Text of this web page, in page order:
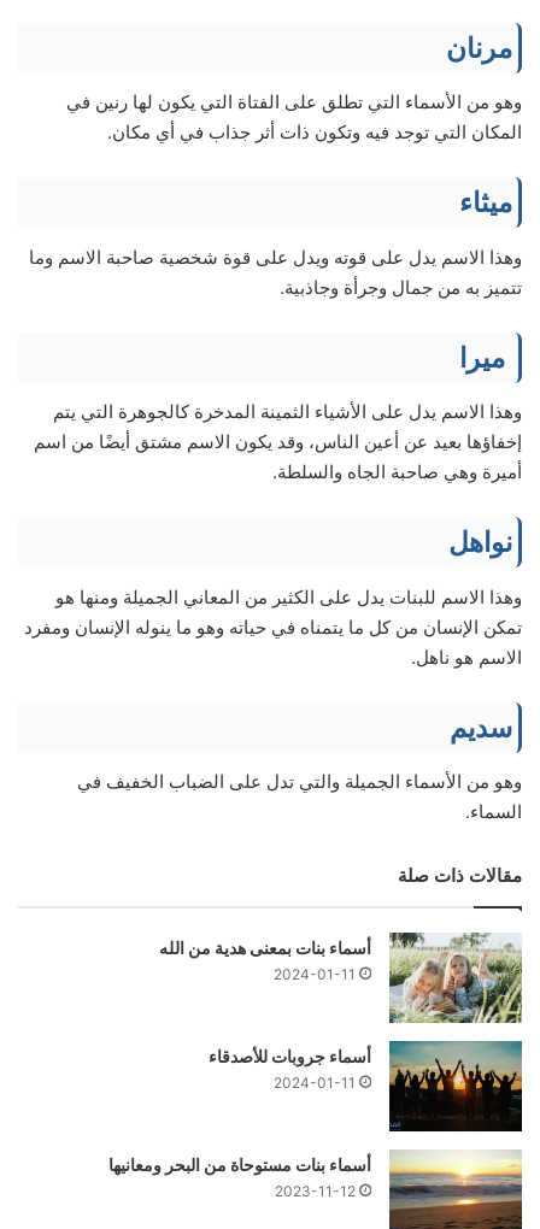
مرنان
وهو من الأسماء التي تطلق على الفتاة التي يكون لها رنين في
المكان التي توجد فيه وتكون ذات أثر جذاب في أي مكان.
ميثاء
وهذا الاسم يدل على قوته ويدل على قوة شخصية صاحبة الاسم وما
تتميز به من جمال وجرأة وجاذبية.
ميرا
وهذا الاسم يدل على الأشياء الثمينة المدخرة كالجوهرة التي يتم
إخفاؤها بعيد عن أعين الناس، وقد يكون الاسم مشتق أيضًا من اسم
أميرة وهي صاحبة الجاه والسلطة.
نواهل
وهذا الاسم للبنات يدل على الكثير من المعاني الجميلة ومنها هو
تمكن الإنسان من كل ما يتمناه في حياته وهو ما ينوله الإنسان ومفرد
الاسم هو ناهل.
سديم
وهو من الأسماء الجميلة والتي تدل على الضباب الخفيف في
السماء.
مقالات ذات صلة
أسماء بنات بمعنى هدية من الله
2024-01-11
أسماء جروبات للأصدقاء
2024-01-11
أسماء بنات مستوحاة من البحر ومعانيها
2023-11-12